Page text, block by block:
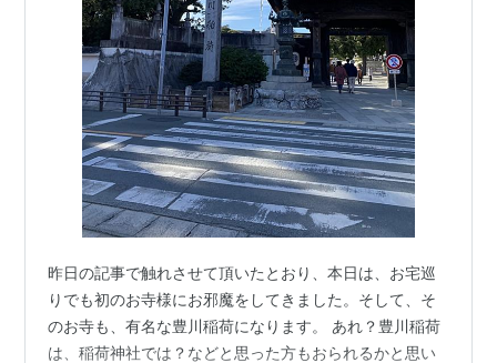
昨日の記事で触れさせて頂いたとおり、本日は、お宅巡
りでも初のお寺様にお邪魔をしてきました。そして、そ
のお寺も、有名な豊川稲荷になります。 あれ？豊川稲荷
は、稲荷神社では？などと思った方もおられるかと思い